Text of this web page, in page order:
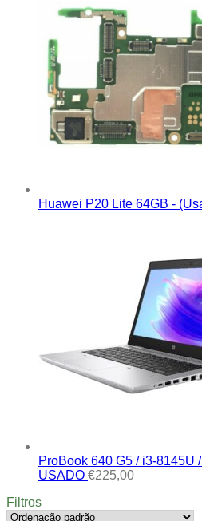
Huawei P20 Lite 64GB -
ProBook 640 G5 / i3-8145U
USADO €225,00
Filtros